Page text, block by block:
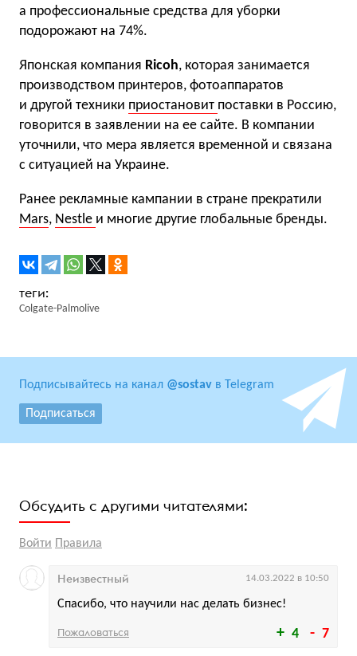
а профессиональные средства для уборки
подорожают на 74%.
Японская компания Riсoh, которая занимается
производством принтеров, фотоаппаратов
и другой техники приостановит поставки в Россию,
говорится в заявлении на ее сайте. В компании
уточнили, что мера является временной и связана
с ситуацией на Украине.
Ранее рекламные кампании в стране прекратили
Mars, Nestle и многие другие глобальные бренды.
Colgate-Palmolive
Подписывайтесь на канал @sostav в Telegram
Подписаться
Обсудить с другими читателями:
Войти Правила
4 7
Спасибо, что научили нас делать бизнес!
Неизвестный 14.03.2022 в 10:50
Пожаловаться